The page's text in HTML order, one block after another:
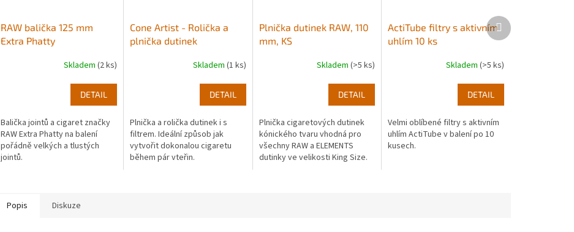
RAW balička 125 mm
Extra Phatty
Skladem (2 ks)
DETAIL
Balička jointů a cigaret značky
RAW Extra Phatty na balení
pořádně velkých a tlustých
jointů.
Cone Artist - Rolička a
plnička dutinek
Skladem (1 ks)
DETAIL
Plnička a rolička dutinek i s
filtrem. Ideální způsob jak
vytvořit dokonalou cigaretu
během pár vteřin.
Plnička dutinek RAW, 110
mm, KS
Skladem(>5 ks)
DETAIL
Plnička cigaretových dutinek
kónického tvaru vhodná pro
všechny RAW a ELEMENTS
dutinky ve velikosti King Size.
ActiTube filtry s aktivním
uhlím 10 ks
Skladem (>5 ks)
DETAIL
Velmi oblíbené filtry s aktivním
uhlím ActiTube v balení po 10
kusech.
Další
produkt
Popis Diskuze